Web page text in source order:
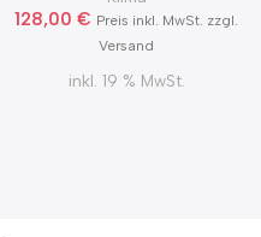
128,00 € Preis inkl. MwSt. zzgl.
Versand
inkl. 19 % MwSt.